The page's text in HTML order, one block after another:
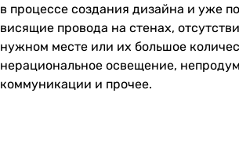
в процессе создания дизайна и уже
висящие провода на стенах,
нужном месте или их большое
нерациональное освещение,
коммуникации и прочее.